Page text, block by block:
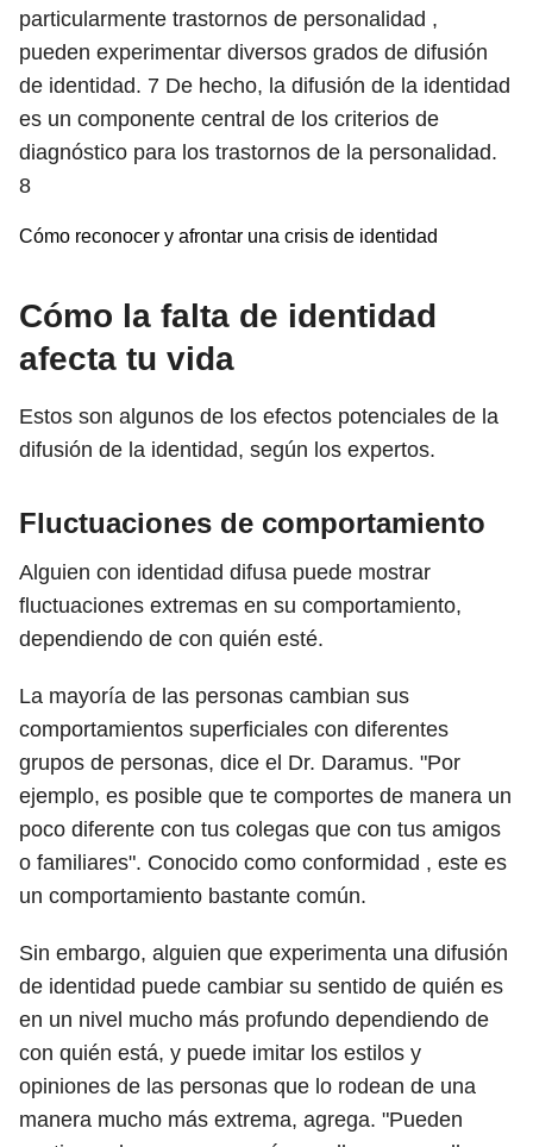
particularmente trastornos de personalidad ,
pueden experimentar diversos grados de difusión
de identidad. 7 De hecho, la difusión de la identidad
es un componente central de los criterios de
diagnóstico para los trastornos de la personalidad.
8
Cómo reconocer y afrontar una crisis de identidad
Cómo la falta de identidad
afecta tu vida
Estos son algunos de los efectos potenciales de la
difusión de la identidad, según los expertos.
Fluctuaciones de comportamiento
Alguien con identidad difusa puede mostrar
fluctuaciones extremas en su comportamiento,
dependiendo de con quién esté.
La mayoría de las personas cambian sus
comportamientos superficiales con diferentes
grupos de personas, dice el Dr. Daramus. "Por
ejemplo, es posible que te comportes de manera un
poco diferente con tus colegas que con tus amigos
o familiares". Conocido como conformidad , este es
un comportamiento bastante común.
Sin embargo, alguien que experimenta una difusión
de identidad puede cambiar su sentido de quién es
en un nivel mucho más profundo dependiendo de
con quién está, y puede imitar los estilos y
opiniones de las personas que lo rodean de una
manera mucho más extrema, agrega. "Pueden